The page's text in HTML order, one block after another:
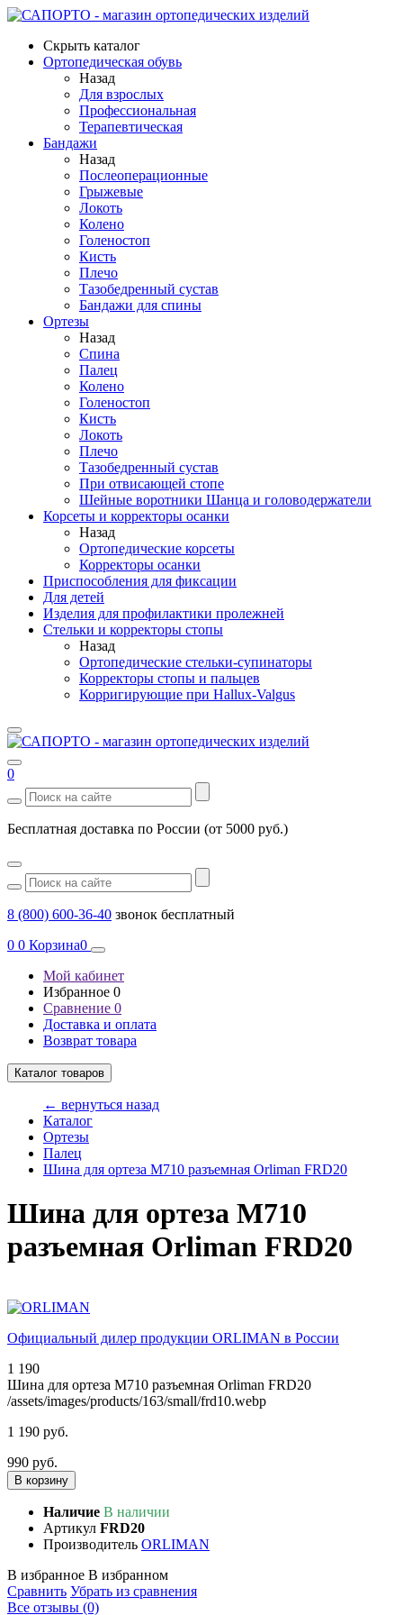
Скрыть каталог
Ортопедическая обувь
Назад
Для взрослых
Профессиональная
Терапевтическая
Бандажи
Назад
Послеоперационные
Грыжевые
Локоть
Колено
Голеностоп
Кисть
Плечо
Тазобедренный сустав
Бандажи для спины
Ортезы
Назад
Спина
Палец
Колено
Голеностоп
Кисть
Локоть
Плечо
Тазобедренный сустав
При отвисающей стопе
Шейные воротники Шанца и головодержатели
Корсеты и корректоры осанки
Назад
Ортопедические корсеты
Корректоры осанки
Приспособления для фиксации
Для детей
Изделия для профилактики пролежней
Стельки и корректоры стопы
Назад
Ортопедические стельки-супинаторы
Корректоры стопы и пальцев
Корригирующие при Hallux-Valgus
0
Бесплатная доставка по России (от 5000 руб.)
8 (800) 600-36-40 звонок бесплатный
0 0 Корзина0
Мой кабинет
Избранное 0
Сравнение 0
Доставка и оплата
Возврат товара
Каталог товаров
← вернуться назад
Каталог
Ортезы
Палец
Шина для ортеза М710 разъемная Orliman FRD20
Шина для ортеза М710
разъемная Orliman FRD20
Официальный дилер продукции ORLIMAN в России
1 190
Шина для ортеза М710 разъемная Orliman FRD20
/assets/images/products/163/small/frd10.webp
1 190 руб.
990 руб.
В корзину
Наличие В наличии
Артикул FRD20
Производитель ORLIMAN
В избранное В избранном
Сравнить Убрать из сравнения
Все отзывы (0)